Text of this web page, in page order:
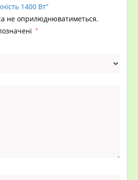
1400 Вт”
не оприлюднюватиметься.
*